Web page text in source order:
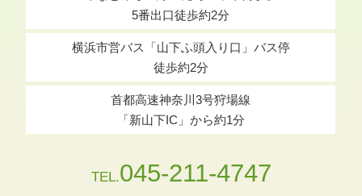
5番出口徒歩約2分
横浜市営バス「山下ふ頭入り口」バス停
徒歩約2分
首都高速神奈川3号狩場線
「新山下IC」から約1分
TEL.045-211-4747